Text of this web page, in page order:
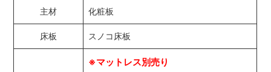
主材 化粧板
床板 スノコ床板
※マットレス別売り